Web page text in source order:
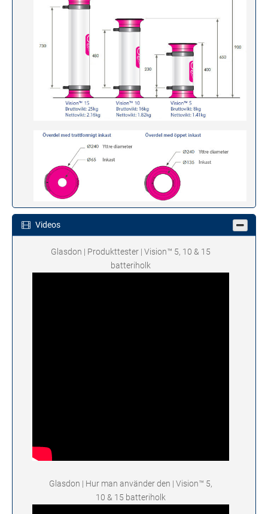
Videos
Glasdon | Produkttester | Vision™ 5, 10 & 15
batteriholk
Glasdon | Hur man använder den | Vision™ 5,
10 & 15 batteriholk